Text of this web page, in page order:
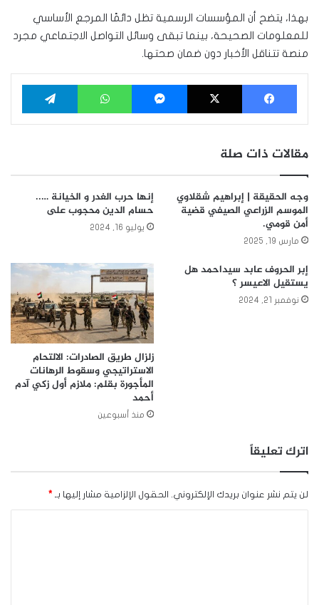
بهذا، يتضح أن المؤسسات الرسمية تظل دائمًا المرجع الأساسي
للمعلومات الصحيحة، بينما تبقى وسائل التواصل الاجتماعي مجرد
منصة تتناقل الأخبار دون ضمان صحتها.
فيسبوك ‫X ماسنجر واتساب
مقالات ذات صلة
وجه الحقيقة | إبراهيم شقلاوي
الموسم الزراعي الصيفي قضية
أمن قومي.
مارس 19, 2025
إنها حرب الغدر و الخيانة …..
حسام الدين محجوب على
يوليو 16, 2024
إبر الحروف عابد سيداحمد هل
يستقيل الاعيسر ؟
نوفمبر 21, 2024
زلزال طريق الصادرات: الالتحام
الاستراتيجي وسقوط الرهانات
المأجورة بقلم: ملازم أول زكي آدم
أحمد
منذ أسبوعين
اترك تعليقاً
لن يتم نشر عنوان بريدك الإلكتروني. الحقول الإلزامية مشار إليها بـ *